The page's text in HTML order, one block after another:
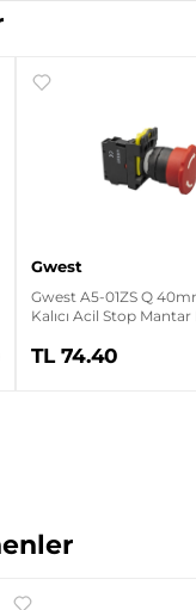
Gwest
Gwest A5-01ZS Q
Kalıcı Acil Stop
TL 74.40